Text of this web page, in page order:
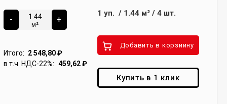
-
м²
+
Итого: 2 548,80₽
в т.ч. НДС-22%: 459,62₽
1 уп. / 1.44м²/ 4 шт.
Добавить в корзиину
Купить в 1 клик